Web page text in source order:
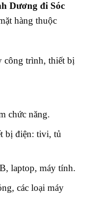
Dương đi Sóc
hàng thuộc
công trình, thiết bị
chức năng.
bị điện: tivi, tủ
laptop, máy tính.
các loại máy